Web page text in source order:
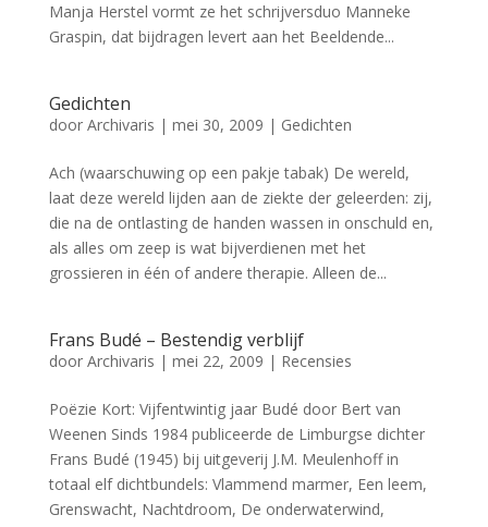
Manja Herstel vormt ze het schrijversduo Manneke
Graspin, dat bijdragen levert aan het Beeldende...
Gedichten
door Archivaris | mei 30, 2009 | Gedichten
Ach (waarschuwing op een pakje tabak) De wereld,
laat deze wereld lijden aan de ziekte der geleerden: zij,
die na de ontlasting de handen wassen in onschuld en,
als alles om zeep is wat bijverdienen met het
grossieren in één of andere therapie. Alleen de...
Frans Budé – Bestendig verblijf
door Archivaris | mei 22, 2009 | Recensies
Poëzie Kort: Vijfentwintig jaar Budé door Bert van
Weenen Sinds 1984 publiceerde de Limburgse dichter
Frans Budé (1945) bij uitgeverij J.M. Meulenhoff in
totaal elf dichtbundels: Vlammend marmer, Een leem,
Grenswacht, Nachtdroom, De onderwaterwind,